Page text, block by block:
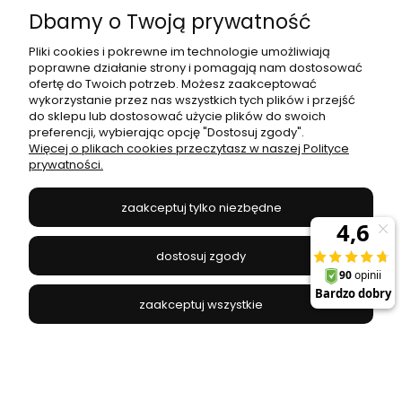
Kinkiet BURN WALL chrom / kryształ AZ0911 Azzardo
AZZARDO - AZ0911
do koszyka
Dbamy o Twoją prywatność
Pliki cookies i pokrewne im technologie umożliwiają
poprawne działanie strony i pomagają nam dostosować
ofertę do Twoich potrzeb. Możesz zaakceptować
wykorzystanie przez nas wszystkich tych plików i przejść
do sklepu lub dostosować użycie plików do swoich
preferencji, wybierając opcję "Dostosuj zgody".
Więcej o plikach cookies przeczytasz w naszej Polityce
prywatności.
zaakceptuj tylko niezbędne
dostosuj zgody
zaakceptuj wszystkie